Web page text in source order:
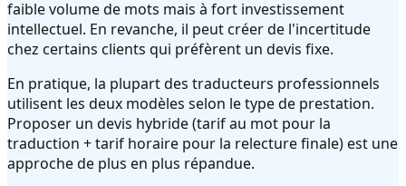
faible volume de mots mais à fort investissement
intellectuel. En revanche, il peut créer de l'incertitude
chez certains clients qui préfèrent un devis fixe.
En pratique, la plupart des traducteurs professionnels
utilisent les deux modèles selon le type de prestation.
Proposer un devis hybride (tarif au mot pour la
traduction + tarif horaire pour la relecture finale) est une
approche de plus en plus répandue.